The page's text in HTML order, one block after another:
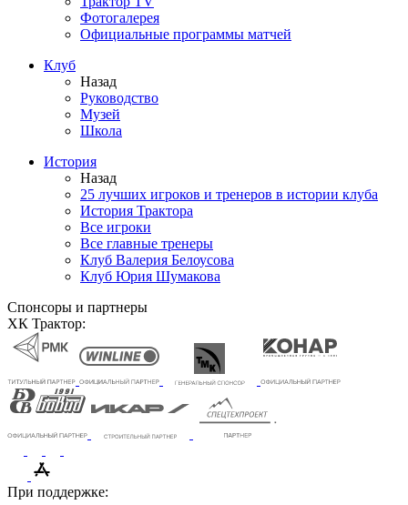
Фотогалерея
Официальные программы матчей
Клуб
Назад
Руководство
Музей
Школа
История
Назад
25 лучших игроков и тренеров в истории клуба
История Трактора
Все игроки
Все главные тренеры
Клуб Валерия Белоусова
Клуб Юрия Шумакова
Спонсоры и партнеры
ХК Трактор:
При поддержке: